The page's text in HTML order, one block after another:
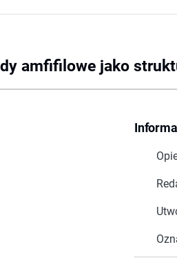
amfifilowe jako